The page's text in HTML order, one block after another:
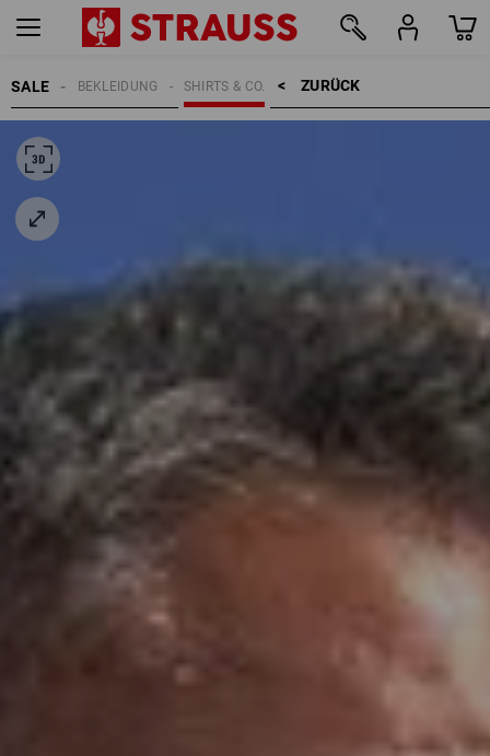
SALE ZURÜCK    >
SHIRTS & CO.
BEKLEIDUNG